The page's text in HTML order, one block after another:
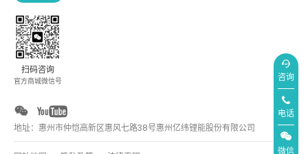
扫码咨询
官方商城微信号
地址：惠州市仲恺高新区惠风七路38号惠州亿纬锂能股份有限公司
咨询
电话
微信